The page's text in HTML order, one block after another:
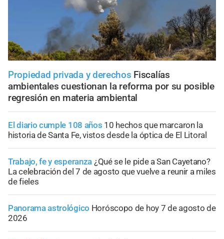
Propiedad privada y derechos Fiscalías
ambientales cuestionan la reforma por su posible
regresión en materia ambiental
El diario cumple 108 años 10 hechos que marcaron la
historia de Santa Fe, vistos desde la óptica de El Litoral
Trabajo, fe y esperanza ¿Qué se le pide a San Cayetano?
La celebración del 7 de agosto que vuelve a reunir a miles
de fieles
Panorama astrológico Horóscopo de hoy 7 de agosto de
2026